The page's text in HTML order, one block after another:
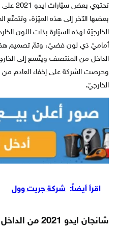
تحتوي
بعضها الآخر إلى هذه الميّزة، وتتمتّع
الخارجيّة لهذه السيّارة بذات اللون
أماميّ ذي لون فضيّ، وتمّ تصميم
الداخل من المنتصف ويتّسع إلى
وحرصت الشركة على إخفاء العادم
الخارجيّ.
اقرأ أيضاً: شركة جريت وول
شانجان ايدو 2021 من الداخل